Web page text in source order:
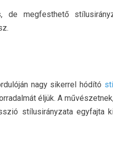
de megfesthető
nagy sikerrel hódító
éljük. A
stílusirányzata egyfajta